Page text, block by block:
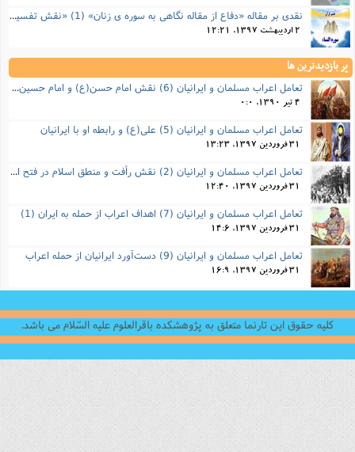
نقدی بر مقاله «دفاع از مقاله نگاهی به سوره ی زنان» (1) «نقش تفسیر درباره قرآن»
2 اردیبهشت 1397, 12:21
پر بازدیدترین ها
تعامل اعراب مسلمان و ایرانیان (6) نقش امام حسن(ع) و امام حسین(ع) در فتح ایران
4 تیر 1390, 0:0
تعامل اعراب مسلمان و ایرانیان (5) علی(ع) و رابطه‌ او با ایرانیان
31 فروردین 1397, 13:23
تعامل اعراب مسلمان و ایرانیان (2) نقش رأفت و منطق اسلام در فتح ایران
31 فروردین 1397, 12:40
تعامل اعراب مسلمان و ایرانیان (7) اهداف اعراب از حمله به ایران (1)
31 فروردین 1397, 14:6
تعامل اعراب مسلمان و ایرانیان (9) دست‌آورد ایرانیان از حمله اعراب
31 فروردین 1397, 16:9
کلیه حقوق این تارنما متعلق به پژوهشکده باقرالعلوم علیه السّلام می باشد.